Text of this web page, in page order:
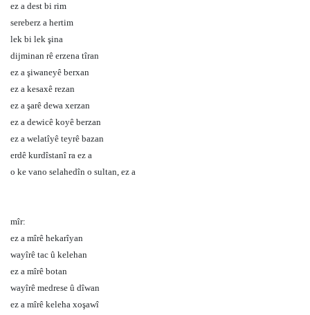
ez a dest bi rim
sereberz a hertim
lek bi lek şina
dijminan rê erzena tîran
ez a şiwaneyê berxan
ez a kesaxê rezan
ez a şarê dewa xerzan
ez a dewicê koyê berzan
ez a welatîyê teyrê bazan
erdê kurdîstanî ra ez a
o ke vano selahedîn o sultan, ez a
mîr:
ez a mîrê hekarîyan
wayîrê tac û kelehan
ez a mîrê botan
wayîrê medrese û dîwan
ez a mîrê keleha xoşawî